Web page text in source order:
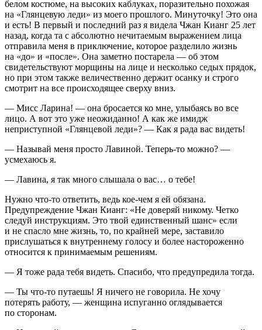
белом костюме, на высоких каблуках, поразительно похожая
на «Глянцевую леди» из моего прошлого. Минуточку! Это она
и есть! В первый и последний раз я видела Чжан Кианг 25 лет
назад, когда та с абсолютно нечитаемым выражением лица
отправила меня в приключение, которое разделило жизнь
на «до» и «после». Она заметно постарела — об этом
свидетельствуют морщины на лице и несколько седых прядок,
но при этом также величественно держит осанку и строго
смотрит на все происходящее сверху вниз.
— Мисс Ларина! — она бросается ко мне, улыбаясь во все
лицо. А вот это уже неожиданно! А как же имидж
неприступной «Глянцевой леди»? — Как я рада вас видеть!
— Называй меня просто Лавиной. Теперь-то можно? —
усмехаюсь я.
— Лавина, я так много слышала о вас… о тебе!
Нужно что-то ответить, ведь кое-чем я ей обязана.
Предупреждение Чжан Кианг: «Не доверяй никому. Четко
следуй инструкциям. Это твой единственный шанс» если
и не спасло мне жизнь, то, по крайней мере, заставило
прислушаться к внутреннему голосу и более настороженно
относится к принимаемым решениям.
— Я тоже рада тебя видеть. Спасибо, что предупредила тогда.
— Ты что-то путаешь! Я ничего не говорила. Не хочу
потерять работу, — женщина испуганно оглядывается
по сторонам.